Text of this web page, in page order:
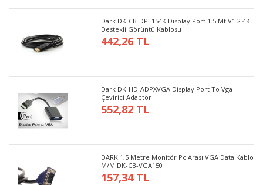
Dark DK-CB-DPL154K Display Port 1.5 Mt V1.2 4K
Destekli Görüntü Kablosu
442,26 TL
Dark DK-HD-ADPXVGA Display Port To Vga
Çevirici Adaptör
552,82 TL
DARK 1,5 Metre Monitör Pc Arası VGA Data Kablo
M/M DK-CB-VGA150
157,34 TL